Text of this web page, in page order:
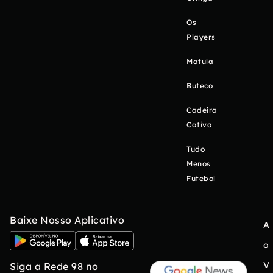
Os
Players
Matula
Buteco
Cadeira
Cativa
Tudo
Menos
Futebol
Baixe Nosso Aplicativo
Siga a Rede 98 no
A
o
V